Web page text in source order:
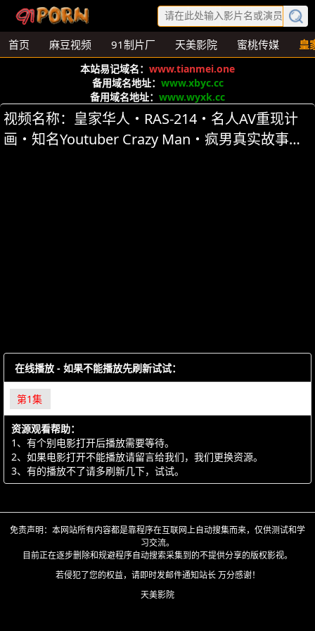
首页 麻豆视频 91制片厂 天美影院 蜜桃传媒 皇
本站易记域名： www.tianmei.one
备用域名地址： www.xbyc.cc
备用域名地址： www.wyxk.cc
视频名称：皇家华人・RAS-214・名人AV重现计
画・知名Youtuber Crazy Man・疯男真实故事在
在线播放 - 如果不能播放先刷新试试：
第1集
资源观看帮助：
1、有个别电影打开后播放需要等待。
2、如果电影打开不能播放请留言给我们，我们更换资源。
3、有的播放不了请多刷新几下，试试。
免责声明：本网站所有内容都是靠程序在互联网上自动搜集而来，仅供测试和学
习交流。
目前正在逐步删除和规避程序自动搜索采集到的不提供分享的版权影视。
若侵犯了您的权益，请即时发邮件通知站长 万分感谢！
天美影院